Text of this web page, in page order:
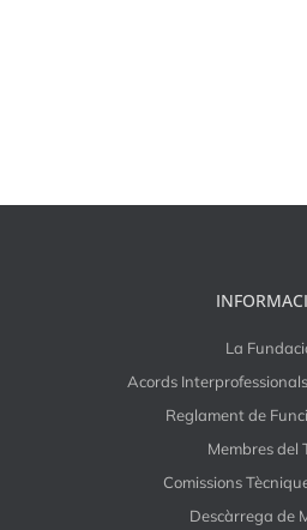
La
Acords
Reglament de
Membres del
Comissions
Descàrrega de